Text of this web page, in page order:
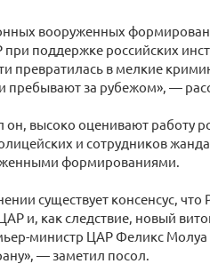
вооруженных
поддержке российских
превратилась в мелкие
пребывают за рубежом», —
высоко оценивают работу
и сотрудников
формированиями.
существует консенсус, что
и, как следствие, новый
министр ЦАР Феликс Молуа
— заметил посол.